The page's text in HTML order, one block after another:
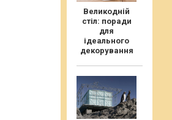
Великодній
стіл: поради
для
ідеального
декорування